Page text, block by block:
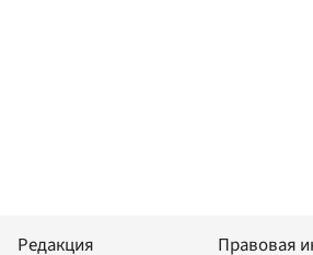
Редакция
Правовая